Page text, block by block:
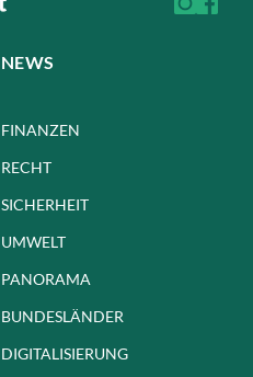
NEWS
FINANZEN
RECHT
SICHERHEIT
UMWELT
PANORAMA
BUNDESLÄNDER
DIGITALISIERUNG